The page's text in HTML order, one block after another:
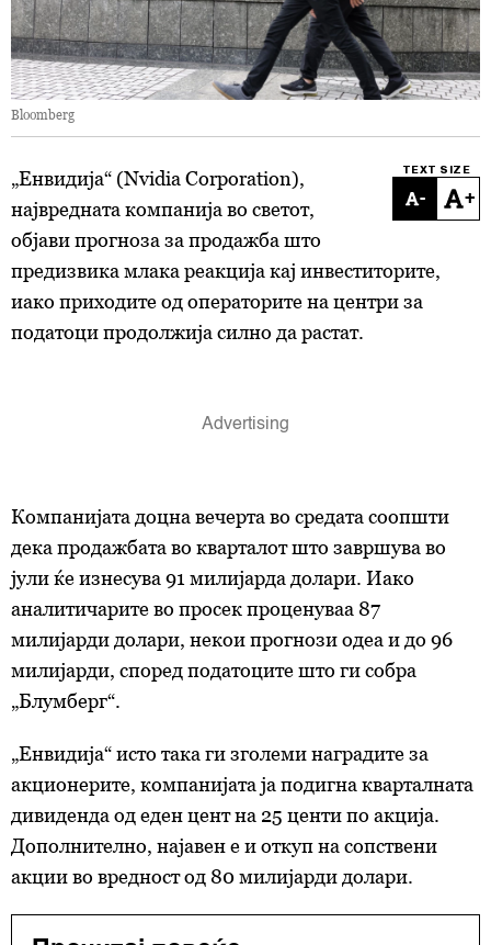
Bloomberg
TEXT SIZE
- +
„Енвидија“ (Nvidia Corporation),
највредната компанија во светот,
објави прогноза за продажба што
предизвика млака реакција кај инвеститорите,
иако приходите од операторите на центри за
податоци продолжија силно да растат.
Компанијата доцна вечерта во средата соопшти
дека продажбата во кварталот што завршува во
јули ќе изнесува 91 милијарда долари. Иако
аналитичарите во просек проценуваа 87
милијарди долари, некои прогнози одеа и до 96
милијарди, според податоците што ги собра
„Блумберг“.
„Енвидија“ исто така ги зголеми наградите за
акционерите, компанијата ја подигна кварталната
дивиденда од еден цент на 25 центи по акција.
Дополнително, најавен е и откуп на сопствени
акции во вредност од 80 милијарди долари.